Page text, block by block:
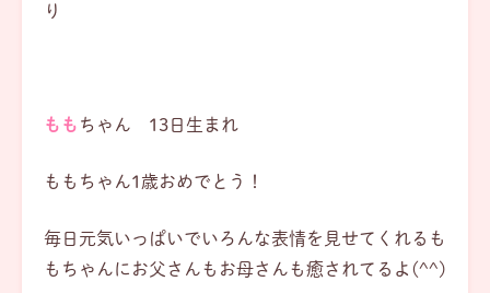
り
もも ちゃん 13日生まれ
ももちゃん1歳おめでとう！
毎日元気いっぱいでいろんな表情を見せてくれるも
もちゃんにお父さんもお母さんも癒されてるよ(^^)